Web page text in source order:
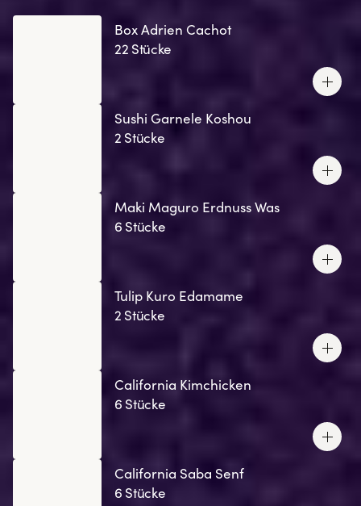
oder eine seiner charakteristischen Zutaten wider.
Box Adrien Cachot
22 Stücke
Sushi Garnele Koshou
2 Stücke
Maki Maguro Erdnuss Was
6 Stücke
Tulip Kuro Edamame
2 Stücke
California Kimchicken
6 Stücke
California Saba Senf
6 Stücke